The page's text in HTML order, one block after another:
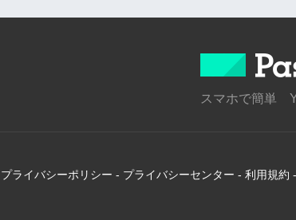
スマホで簡単
プライバシーポリシー - プライバシーセンター - 利用規約 -